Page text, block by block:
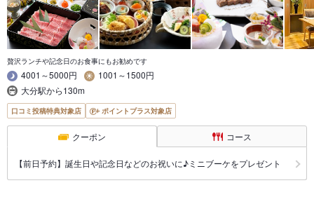
贅沢ランチや記念日のお食事にもお勧めです
4001～5000円
1001～1500円
大分駅から130m
口コミ投稿特典対象店 ポイントプラス対象店
クーポン コース
【前日予約】誕生日や記念日などのお祝いに♪ミニブーケをプレゼント